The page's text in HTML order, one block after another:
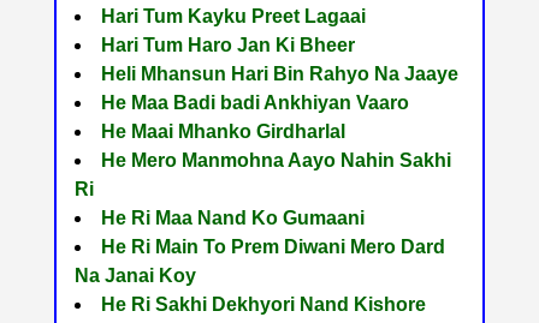
Hari Tum Kayku Preet Lagaai
Hari Tum Haro Jan Ki Bheer
Heli Mhansun Hari Bin Rahyo Na Jaaye
He Maa Badi badi Ankhiyan Vaaro
He Maai Mhanko Girdharlal
He Mero Manmohna Aayo Nahin Sakhi
Ri
He Ri Maa Nand Ko Gumaani
He Ri Main To Prem Diwani Mero Dard
Na Janai Koy
He Ri Sakhi Dekhyori Nand Kishore